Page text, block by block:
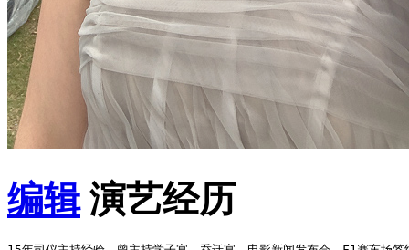
编辑 演艺经历